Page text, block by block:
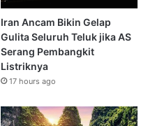
Iran Ancam Bikin Gelap
Gulita Seluruh Teluk jika AS
Serang Pembangkit
Listriknya
17 hours ago